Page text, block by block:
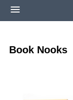
Home
Book Nooks